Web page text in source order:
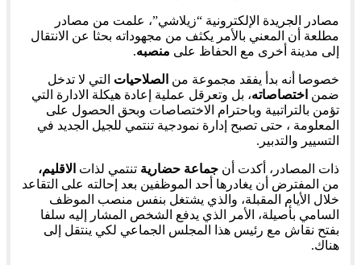
مصادر الجريدة الإلكترونية “زيلاشي”، علمت من مصادر
مطلعة أن المعني بالأمر يكثف من مجهوداته بحثا عن الانتقال
إلى مدينة أخرى مع الحفاظ على منصبه.
خصوصا أنه بدأ يفقد مجموعة من الصلاحيات التي لا تدخل
ضمن اختصاصاته، بل وتعرقل عملية إعادة هيكلة الادارة التي
تؤمن بالتراتبية وباحترام الاختصاصات وبحق الحصول على
المعلومة ، حتى تصبح إدارة نمودجية تنتمي للجيل الجديد في
التسيير والتدبير.
ذات المصادر، أكدت أن جماعة حضارية تنتمي لذات الاقليم،
من المفترض أن يغادرها أحد الموظفين بعد إحالته على التقاعد
خلال الأيام المقبلة، والذي يشتغل بنفس منصب الموظف
السامي بأصيلة، الأمر الذي يدفع الشخص المشار إليه سلفا
بفتح نقاش مع رئيس هذا المجلس الجماعي لكي ينتقل إلى
هناك.